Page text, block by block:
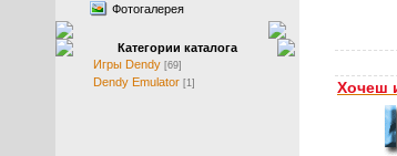
Фотогалерея
Категории каталога
Игры Dendy [69]
Dendy Emulator [1] Хочеш